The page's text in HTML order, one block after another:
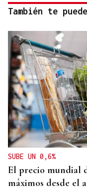
También te
SUBE UN 0,6%
El precio mundial
máximos desde el